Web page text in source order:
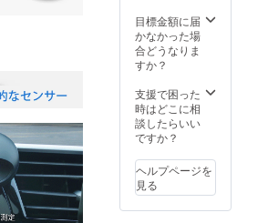
可能性
もござ
いま
ださ
い。
により
遅れる
可能性
もござ
す。 ※
税込
み、送
料込の
なりま
す。 ※
商品の
仕様、
目標金額に届
かなかった場
合どうなりま
すか？
支援で困った
時はどこに相
談したらいい
ですか？
ヘルプページを
見る